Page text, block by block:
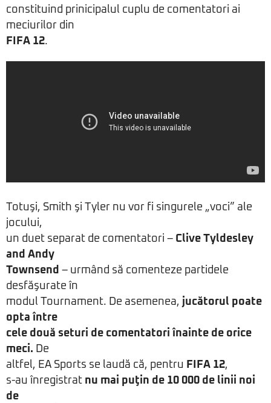
constituind prinicipalul cuplu de comentatori ai
meciurilor din
FIFA 12.
Totuşi, Smith şi Tyler nu vor fi singurele „voci” ale
jocului,
un duet separat de comentatori – Clive Tyldesley
and Andy
Townsend – urmând să comenteze partidele
desfăşurate în
modul Tournament. De asemenea, jucătorul poate
opta între
cele două seturi de comentatori înainte de orice
meci. De
altfel, EA Sports se laudă că, pentru FIFA 12,
s-au înregistrat nu mai puţin de 10 000 de linii noi
de